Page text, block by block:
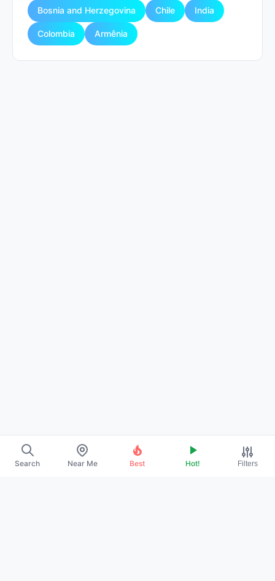
Bosnia and Herzegovina Chile India
Colombia Armênia
Search Near Me Best Hot! Filters